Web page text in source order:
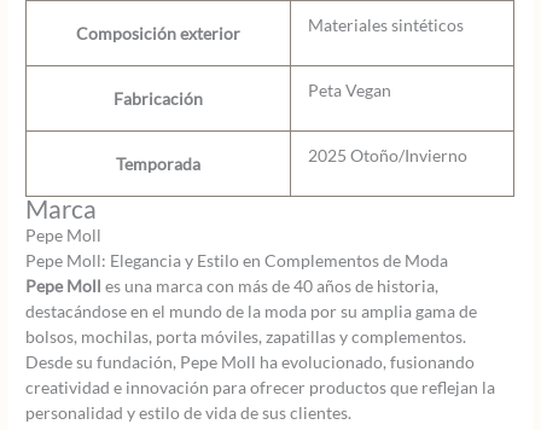
Composición exterior Materiales sintéticos
Fabricación Peta Vegan
Temporada 2025 Otoño/Invierno
Marca
Pepe Moll
Pepe Moll: Elegancia y Estilo en Complementos de Moda
Pepe Moll es una marca con más de 40 años de historia,
destacándose en el mundo de la moda por su amplia gama de
bolsos, mochilas, porta móviles, zapatillas y complementos.
Desde su fundación, Pepe Moll ha evolucionado, fusionando
creatividad e innovación para ofrecer productos que reflejan la
personalidad y estilo de vida de sus clientes.